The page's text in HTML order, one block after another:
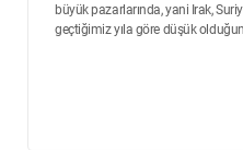
büyük pazarlarında, yani Irak,
geçtiğimiz yıla göre düşük